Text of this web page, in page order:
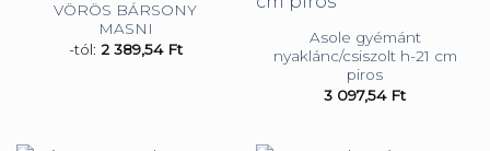
VÖRÖS BÁRSONY
MASNI
-tól: 2 389,54 Ft
Asole gyémánt
nyaklánc/csiszolt h-21 cm
piros
3 097,54 Ft